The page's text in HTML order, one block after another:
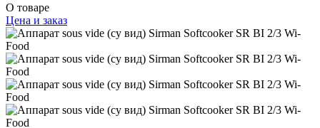
О товаре
Цена и заказ